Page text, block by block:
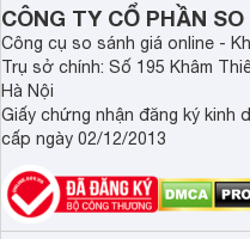
CÔNG TY CỔ PHẦN
Công cụ so sánh giá online -
Trụ sở chính: Số 195 Khâm
Hà Nội
Giấy chứng nhận đăng ký kinh
cấp ngày 02/12/2013